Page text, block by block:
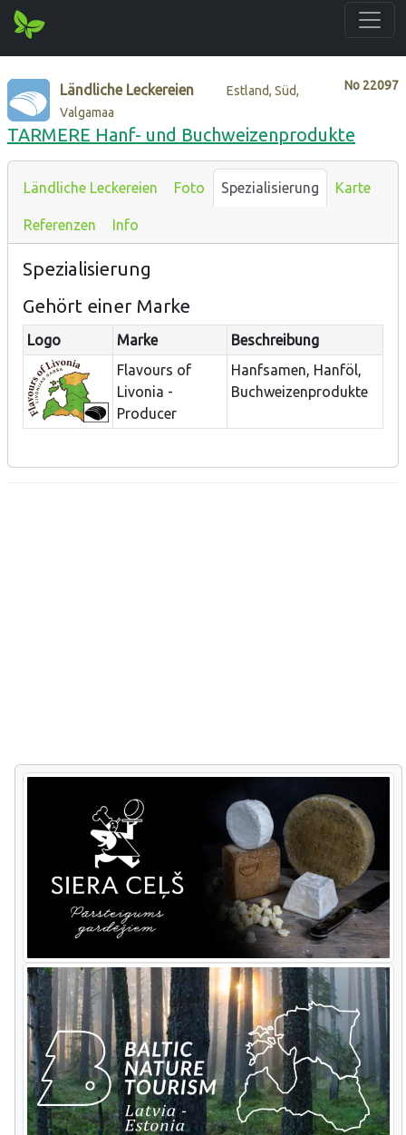
No 22097
Ländliche Leckereien
Estland, Süd,
Valgamaa
TARMERE Hanf- und Buchweizenprodukte
Ländliche Leckereien Foto Spezialisierung Karte
Referenzen Info
Spezialisierung
Gehört einer Marke
Logo Marke
Beschreibung
Flavours of
Livonia -
Producer
Hanfsamen, Hanföl,
Buchweizenprodukte